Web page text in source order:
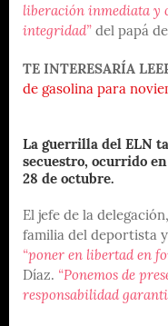
liberación inmediata y
integridad” del papá
TE INTERESARÍA
de gasolina para
La guerrilla del ELN
secuestro, ocurrido
28 de octubre.
El jefe de la
familia del deportista
“poner en libertad en
Díaz. “Ponemos de
responsabilidad